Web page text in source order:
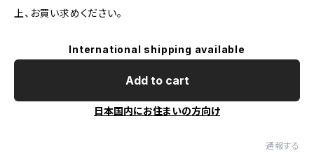
上、お買い求めください。
International shipping available
Add to cart
日本国内にお住まいの方向け
通報する